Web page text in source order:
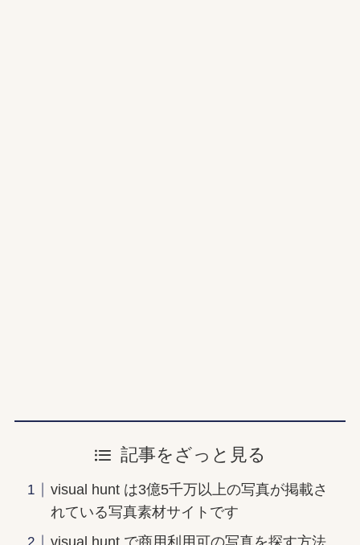
記事をざっと見る
visual hunt は3億5千万以上の写真が掲載さ
れている写真素材サイトです